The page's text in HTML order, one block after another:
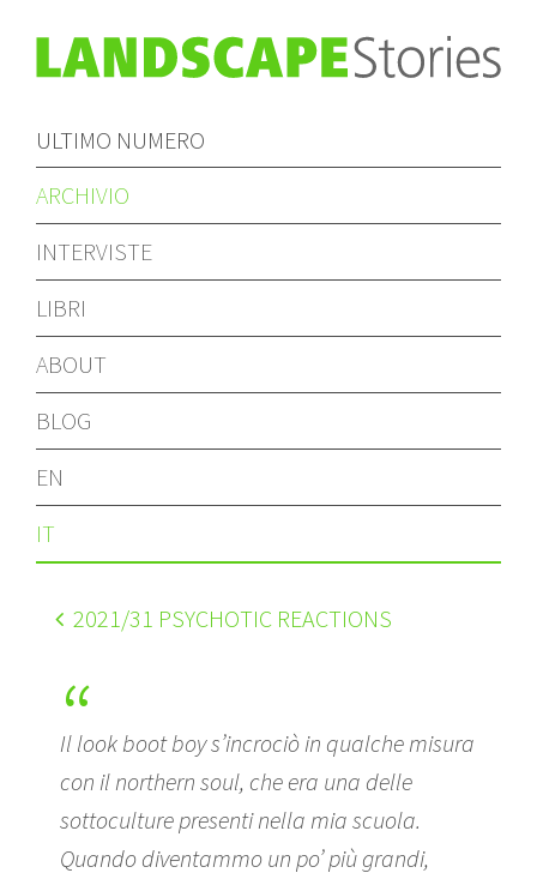
ULTIMO NUMERO
ARCHIVIO
INTERVISTE
LIBRI
ABOUT
BLOG
EN
IT
2021 /31 PSYCHOTIC REACTIONS
Il look boot boy s’incrociò in qualche misura
con il northern soul, che era una delle
sottoculture presenti nella mia scuola.
Quando diventammo un po’ più grandi,